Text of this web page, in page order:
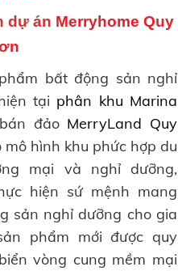
dự án Merryhome Quy
bất động sản nghỉ
tại phân khu Marina
đảo MerryLand Quy
hình khu phức hợp du
mại và nghỉ dưỡng,
hiện sứ mệnh mang
sản nghỉ dưỡng cho gia
phẩm mới được quy
vòng cung mềm mại